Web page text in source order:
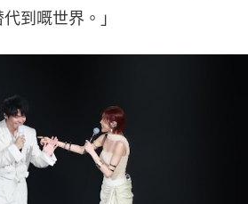
到嘅世界。」